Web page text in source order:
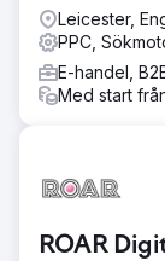
Leicester,
PPC,
E-handel,
Med start
ROAR